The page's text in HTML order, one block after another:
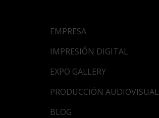
EMPRESA
IMPRESIÓN DIGITAL
EXPO GALLERY
PRODUCCIÓN AUDIOVISUAL
BLOG